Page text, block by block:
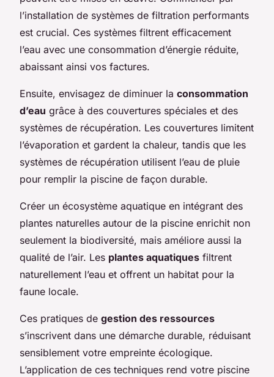
l’installation de systèmes de filtration performants
est crucial. Ces systèmes filtrent efficacement
l’eau avec une consommation d’énergie réduite,
abaissant ainsi vos factures.
Ensuite, envisagez de diminuer la consommation
d’eau grâce à des couvertures spéciales et des
systèmes de récupération. Les couvertures limitent
l’évaporation et gardent la chaleur, tandis que les
systèmes de récupération utilisent l’eau de pluie
pour remplir la piscine de façon durable.
Créer un écosystème aquatique en intégrant des
plantes naturelles autour de la piscine enrichit non
seulement la biodiversité, mais améliore aussi la
qualité de l’air. Les plantes aquatiques filtrent
naturellement l’eau et offrent un habitat pour la
faune locale.
Ces pratiques de gestion des ressources
s’inscrivent dans une démarche durable, réduisant
sensiblement votre empreinte écologique.
L’application de ces techniques rend votre piscine